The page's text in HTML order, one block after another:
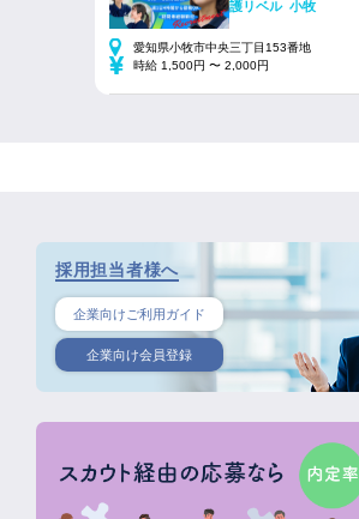
護リベル 小牧
愛知県小牧市中央三丁目153番地
時給 1,500円 〜 2,000円
採用担当者様へ
企業向けご利用ガイド
企業向け会員登録